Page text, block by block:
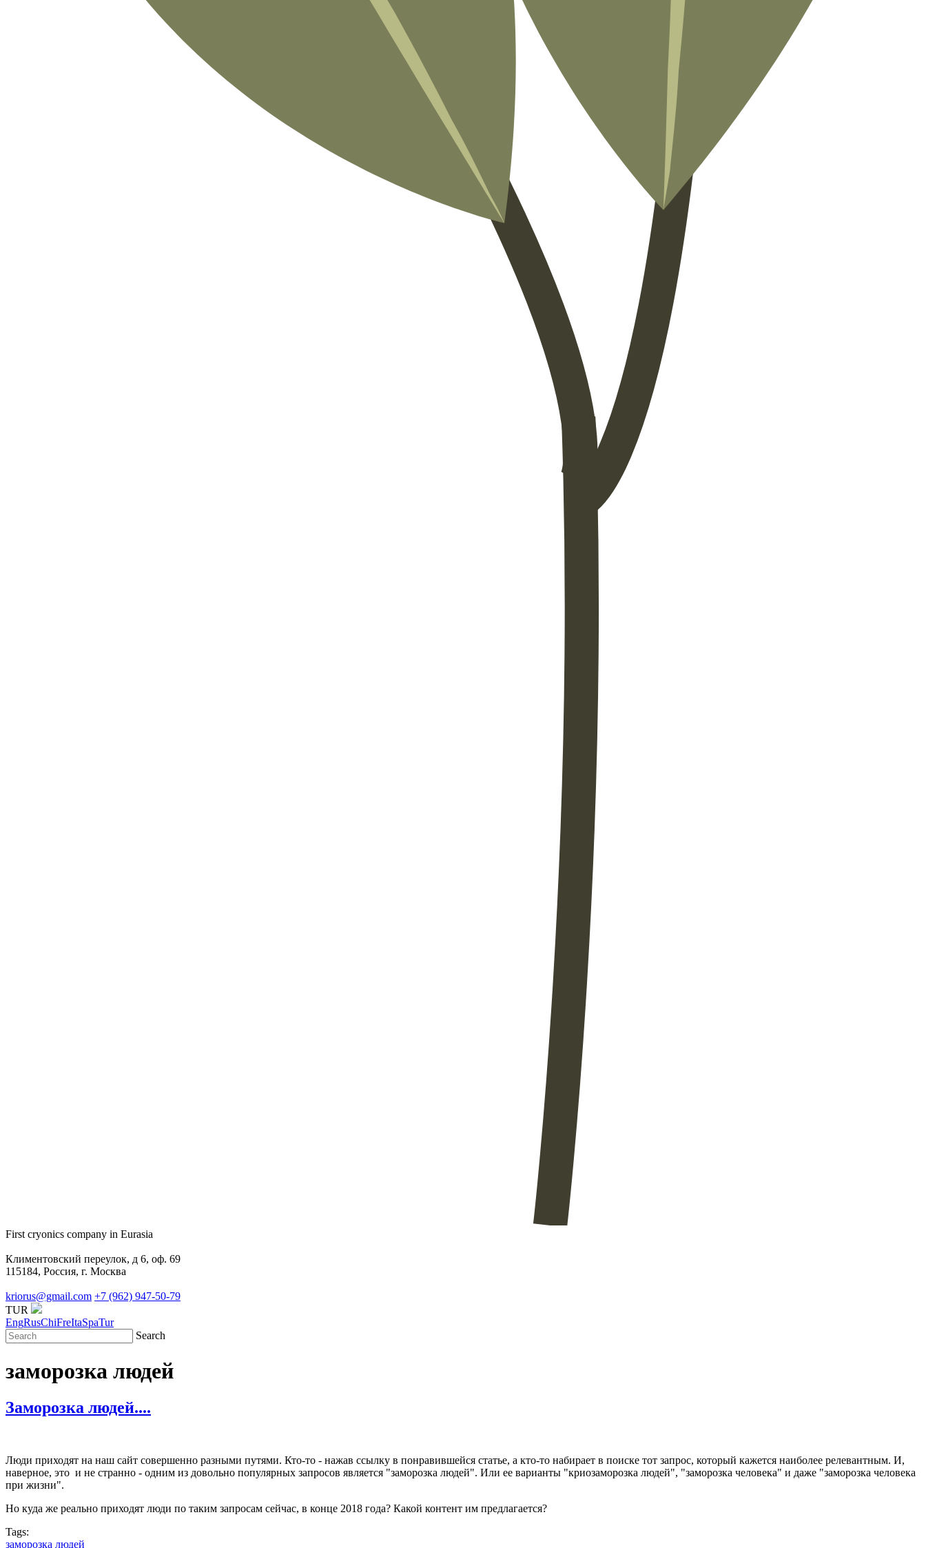
First cryonics company in Eurasia
Климентовский переулок, д 6, оф. 69
115184, Россия, г. Москва
kriorus@gmail.com +7 (962) 947-50-79
TUR
EngRusChiFreItaSpaTur
Search
заморозка людей
Заморозка людей....
Люди приходят на наш сайт совершенно разными путями. Кто-то - нажав ссылку в понравившейся статье, а кто-то набирает в поиске тот запрос, который кажется наиболее релевантным. И,
наверное, это и не странно - одним из довольно популярных запросов является "заморозка людей". Или ее варианты "криозаморозка людей", "заморозка человека" и даже "заморозка человека
при жизни".
Но куда же реально приходят люди по таким запросам сейчас, в конце 2018 года? Какой контент им предлагается?
Tags:
заморозка людей